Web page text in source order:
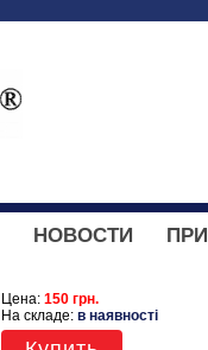
НОВОСТИ
Цена: 150 грн.
На складе: в наявності